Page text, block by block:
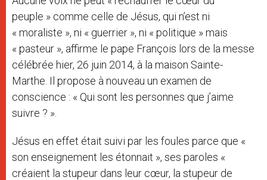
peuple » comme celle de Jésus, qui n’est ni
« moraliste », ni « guerrier », ni « politique » mais
« pasteur », affirme le pape François lors de la messe
célébrée hier, 26 juin 2014, à la maison Sainte-
Marthe. Il propose à nouveau un examen de
conscience : « Qui sont les personnes que j’aime
suivre ? ».
Jésus en effet était suivi par les foules parce que «
son enseignement les étonnait », ses paroles «
créaient la stupeur dans leur cœur, la stupeur de